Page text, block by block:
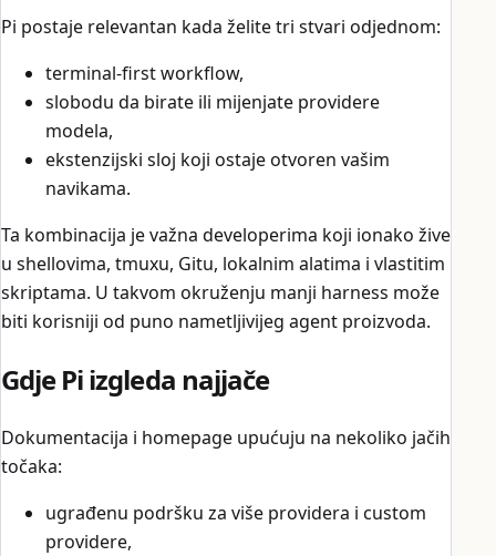
Pi postaje relevantan kada želite tri stvari odjednom:
terminal-first workflow,
slobodu da birate ili mijenjate providere
modela,
ekstenzijski sloj koji ostaje otvoren vašim
navikama.
Ta kombinacija je važna developerima koji ionako žive
u shellovima, tmuxu, Gitu, lokalnim alatima i vlastitim
skriptama. U takvom okruženju manji harness može
biti korisniji od puno nametljivijeg agent proizvoda.
Gdje Pi izgleda najjače
Dokumentacija i homepage upućuju na nekoliko jačih
točaka:
ugrađenu podršku za više providera i custom
providere,